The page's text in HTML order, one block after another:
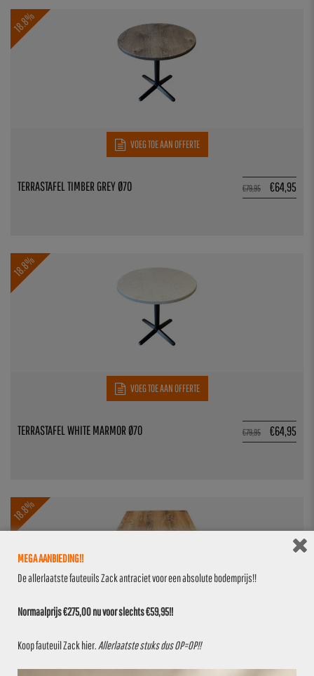
18.8%
VOEG TOE AAN OFFERTE
€79,95 €64,95
TERRASTAFEL TIMBER GREY Ø70
18.8%
VOEG TOE AAN OFFERTE
€79,95 €64,95
TERRASTAFEL WHITE MARMOR Ø70
18.8%
MEGA AANBIEDING!!
De allerlaatste fauteuils Zack antraciet voor een absolute bodemprijs!!
Normaalprijs €275,00 nu voor slechts €59,95!!
Koop fauteuil Zackhier Allerlaatste stuks dus OP=OP!!